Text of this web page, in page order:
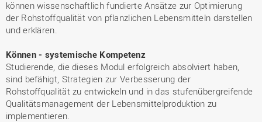
können wissenschaftlich fundierte Ansätze zur Optimierung
der Rohstoffqualität von pflanzlichen Lebensmitteln darstellen
und erklären.
Können - systemische Kompetenz
Studierende, die dieses Modul erfolgreich absolviert haben,
sind befähigt, Strategien zur Verbesserung der
Rohstoffqualität zu entwickeln und in das stufenübergreifende
Qualitätsmanagement der Lebensmittelproduktion zu
implementieren.